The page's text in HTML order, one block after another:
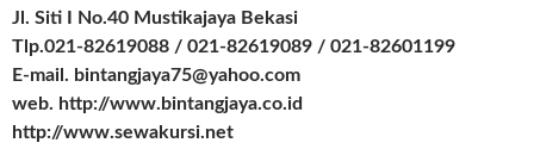
Jl. Siti I No.40 Mustikajaya Bekasi
Tlp.021-82619088 / 021-82619089 / 021-82601199
E-mail. bintangjaya75@yahoo.com
web. http://www.bintangjaya.co.id
http://www.sewakursi.net